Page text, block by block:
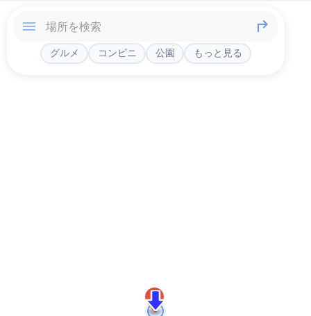
グルメ コンビニ 公園 もっと見る